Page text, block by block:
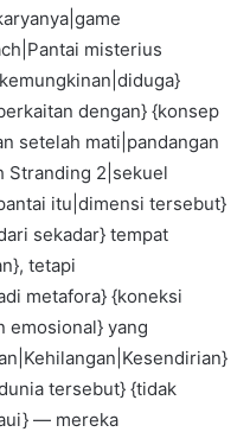
misterius
dengan} {konsep
setelah mati|pandangan
Stranding 2|sekuel
itu|dimensi tersebut}
sekadar} tempat
tetapi
metafora} {koneksi
emosional} yang
tersebut} {tidak
— mereka